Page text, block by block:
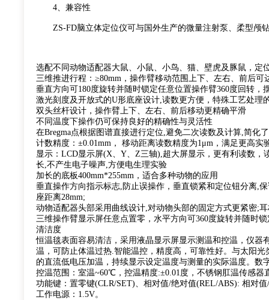
4、兼容性
ZS-FD脑立体定位仪可与国外生产的微量注射泵、柔型颅
选配不同动物适配器大鼠、小鼠、小鸟、猫、壁虎及豚鼠，
三维推进行程：≥80mm，操作臂移动范围上下、左右、前后可
垂直方向可180度旋转并随时锁定任意位置操作臂360度回转，
激光刻度及开放式的U形底座设计,读数更方便，特殊工艺处理
双头丝杆设计，操作臂上下、左右、前后移动更精确平滑
不同温度下操作仍可保持良好的精确性与灵活性
在Bregma点根据图谱直接进行定位,避免二次读数及计算,简化
计数精度：±0.01mm， 移动距离读数精度为1μm，满足更高实
显示：LCD显示屏(X、Y、Z三轴),超大屏显示，更有利读数
长,不产生电子噪声,方便电生理实验
加长的底板400mm*255mm，适合多种动物的应用
垂直操作方向指示标志,防止误操作，垂直锁紧和定位钮分离,
座距离28mm;
动物适配器头部采用曲线设计,对动物头部的固定方式更紧密;
三维操作臂显示屏任意点置零，水平方向可360度旋转并随时
清洁度
恒温毯表面容易清洁，采用液晶显示屏显示测温和控温，仪
温，可防止体温过热.智能温控，精度高，可靠性好。与太阳
的直流低电压加温，持续显示设定温度与测量的实际温度。数
控温范围：室温~60℃，控温精度:±0.01度，不锈钢肛温传感器
功能键：置零键(CLR/SET)、相对值/绝对值(REL/ABS): 相对
工作电源：1.5V。